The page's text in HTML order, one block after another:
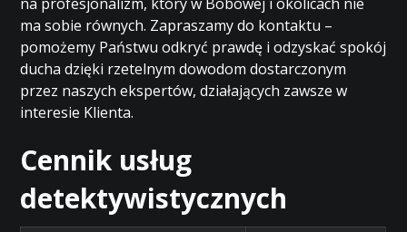
ma sobie równych. Zapraszamy do kontaktu –
pomożemy Państwu odkryć prawdę i odzyskać spokój
ducha dzięki rzetelnym dowodom dostarczonym
przez naszych ekspertów, działających zawsze w
interesie Klienta.
Cennik usług
detektywistycznych